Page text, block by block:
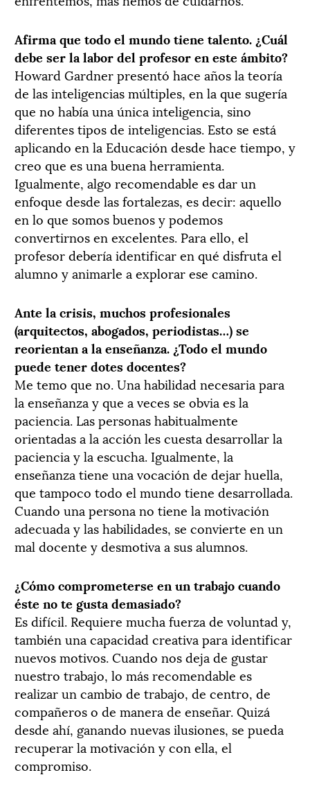
Afirma que todo el mundo tiene talento. ¿Cuál
debe ser la labor del profesor en este ámbito?
Howard Gardner presentó hace años la teoría
de las inteligencias múltiples, en la que sugería
que no había una única inteligencia, sino
diferentes tipos de inteligencias. Esto se está
aplicando en la Educación desde hace tiempo, y
creo que es una buena herramienta.
Igualmente, algo recomendable es dar un
enfoque desde las fortalezas, es decir: aquello
en lo que somos buenos y podemos
convertirnos en excelentes. Para ello, el
profesor debería identificar en qué disfruta el
alumno y animarle a explorar ese camino.
Ante la crisis, muchos profesionales
(arquitectos, abogados, periodistas…) se
reorientan a la enseñanza. ¿Todo el mundo
puede tener dotes docentes?
Me temo que no. Una habilidad necesaria para
la enseñanza y que a veces se obvia es la
paciencia. Las personas habitualmente
orientadas a la acción les cuesta desarrollar la
paciencia y la escucha. Igualmente, la
enseñanza tiene una vocación de dejar huella,
que tampoco todo el mundo tiene desarrollada.
Cuando una persona no tiene la motivación
adecuada y las habilidades, se convierte en un
mal docente y desmotiva a sus alumnos.
¿Cómo comprometerse en un trabajo cuando
éste no te gusta demasiado?
Es difícil. Requiere mucha fuerza de voluntad y,
también una capacidad creativa para identificar
nuevos motivos. Cuando nos deja de gustar
nuestro trabajo, lo más recomendable es
realizar un cambio de trabajo, de centro, de
compañeros o de manera de enseñar. Quizá
desde ahí, ganando nuevas ilusiones, se pueda
recuperar la motivación y con ella, el
compromiso.